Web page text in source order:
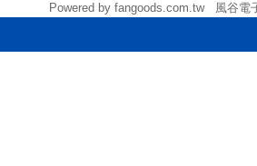
Powered by fangoods.com.tw 風谷電子商